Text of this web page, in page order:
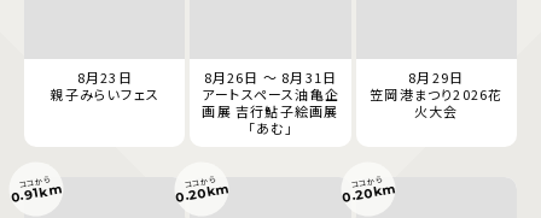
8月23日
親子みらいフェス
8月26日 ～ 8月31日
アートスペース油亀企
画展 吉行鮎子絵画展
「あむ」
8月29日
笠岡港まつり2026花
火大会
ココから
0.91km ココから
0.20km ココから
0.20km